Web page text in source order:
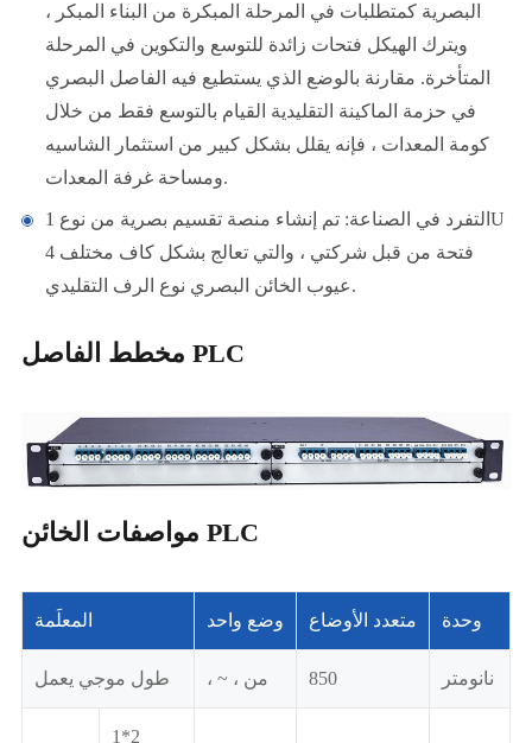
البصرية كمتطلبات في المرحلة المبكرة من البناء المبكر ،
ويترك الهيكل فتحات زائدة للتوسع والتكوين في المرحلة
المتأخرة. مقارنة بالوضع الذي يستطيع فيه الفاصل البصري
في حزمة الماكينة التقليدية القيام بالتوسع فقط من خلال
كومة المعدات ، فإنه يقلل بشكل كبير من استثمار الشاسيه
ومساحة غرفة المعدات.
التفرد في الصناعة: تم إنشاء منصة تقسيم بصرية من نوع 1U
4 فتحة من قبل شركتي ، والتي تعالج بشكل كاف مختلف
عيوب الخائن البصري نوع الرف التقليدي.
مخطط الفاصل PLC
مواصفات الخائن PLC
المعلَمة وضع واحد متعدد الأوضاع وحدة
طول موجي يعمل ، ~ ، من 850 نانومتر
1*2